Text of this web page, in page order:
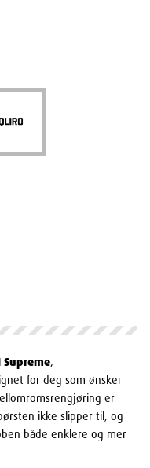
Supreme,
for deg som ønsker
er
ikke slipper til, og
både enklere og mer